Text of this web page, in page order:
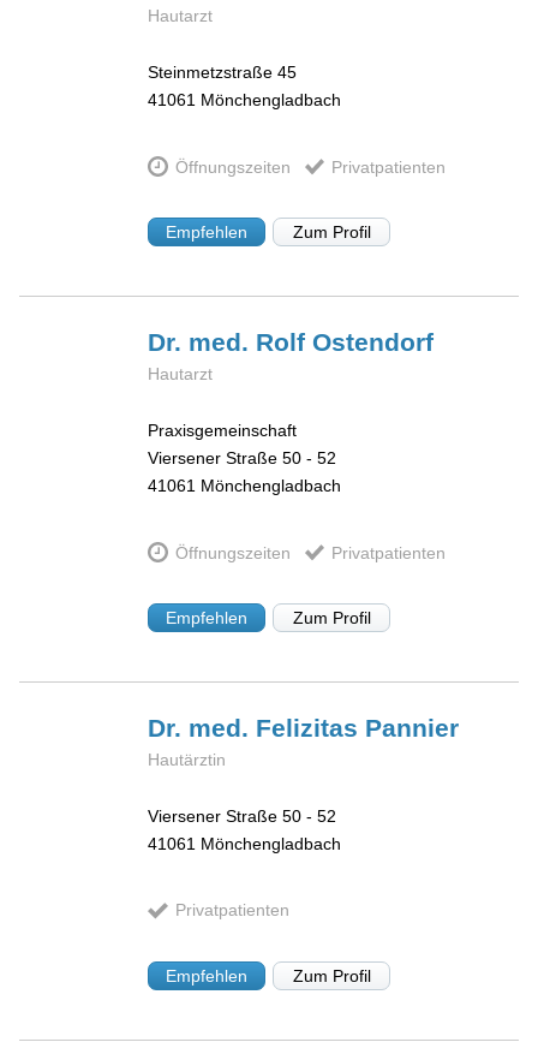
Hautarzt
Steinmetzstraße 45
41061 Mönchengladbach
Öffnungszeiten Privatpatienten
Empfehlen Zum Profil
Dr. med. Rolf Ostendorf
Hautarzt
Praxisgemeinschaft
Viersener Straße 50 - 52
41061 Mönchengladbach
Öffnungszeiten Privatpatienten
Empfehlen Zum Profil
Dr. med. Felizitas Pannier
Hautärztin
Viersener Straße 50 - 52
41061 Mönchengladbach
Privatpatienten
Empfehlen Zum Profil